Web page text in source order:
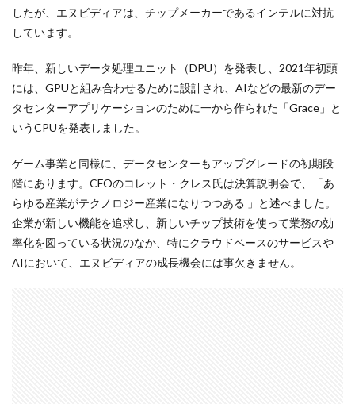
したが、エヌビディアは、チップメーカーであるインテルに対抗
しています。
昨年、新しいデータ処理ユニット（DPU）を発表し、2021年初頭
には、GPUと組み合わせるために設計され、AIなどの最新のデー
タセンターアプリケーションのために一から作られた「Grace」と
いうCPUを発表しました。
ゲーム事業と同様に、データセンターもアップグレードの初期段
階にあります。CFOのコレット・クレス氏は決算説明会で、「あ
らゆる産業がテクノロジー産業になりつつある 」と述べました。
企業が新しい機能を追求し、新しいチップ技術を使って業務の効
率化を図っている状況のなか、特にクラウドベースのサービスや
AIにおいて、エヌビディアの成長機会には事欠きません。